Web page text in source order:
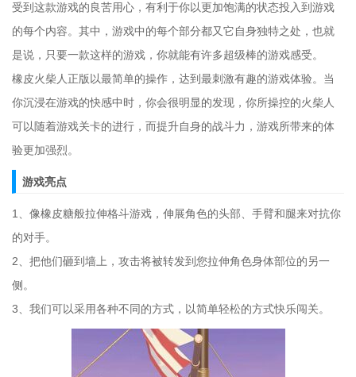
受到这款游戏的良苦用心，有利于你以更加饱满的状态投入到游戏
的每个内容。其中，游戏中的每个部分都又它自身独特之处，也就
是说，只要一款这样的游戏，你就能有许多超级棒的游戏感受。
橡皮火柴人正版以最简单的操作，达到最刺激有趣的游戏体验。当
你沉浸在游戏的快感中时，你会很明显的发现，你所操控的火柴人
可以随着游戏关卡的进行，而提升自身的战斗力，游戏所带来的体
验更加强烈。​
游戏亮点
1、像橡皮糖般拉伸格斗游戏，伸展角色的头部、手臂和腿来对抗你
的对手。
2、把他们砸到墙上，攻击将被转发到您拉伸角色身体部位的另一
侧。
3、我们可以采用各种不同的方式，以简单轻松的方式快乐闯关。